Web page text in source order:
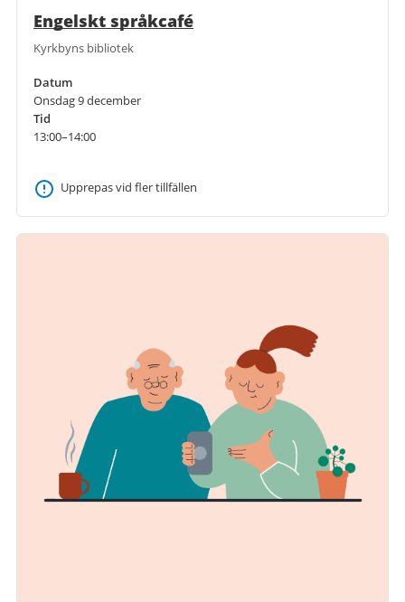
Engelskt språkcafé
Kyrkbyns bibliotek
Datum
Onsdag 9 december
Tid
13:00–14:00
Upprepas vid fler tillfällen